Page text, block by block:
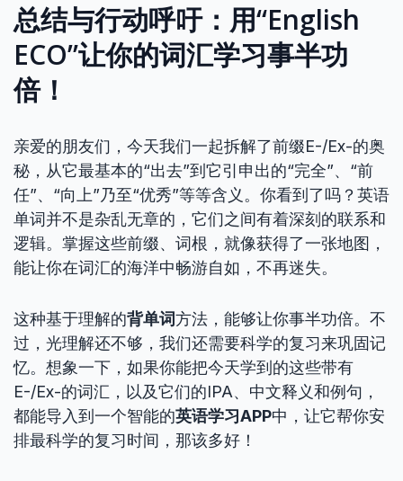
总结与行动呼吁：用“English
ECO”让你的词汇学习事半功
倍！
亲爱的朋友们，今天我们一起拆解了前缀E-/Ex-的奥
秘，从它最基本的“出去”到它引申出的“完全”、“前
任”、“向上”乃至“优秀”等等含义。你看到了吗？英语
单词并不是杂乱无章的，它们之间有着深刻的联系和
逻辑。掌握这些前缀、词根，就像获得了一张地图，
能让你在词汇的海洋中畅游自如，不再迷失。
这种基于理解的背单词方法，能够让你事半功倍。不
过，光理解还不够，我们还需要科学的复习来巩固记
忆。想象一下，如果你能把今天学到的这些带有
E-/Ex-的词汇，以及它们的IPA、中文释义和例句，
都能导入到一个智能的英语学习APP中，让它帮你安
排最科学的复习时间，那该多好！